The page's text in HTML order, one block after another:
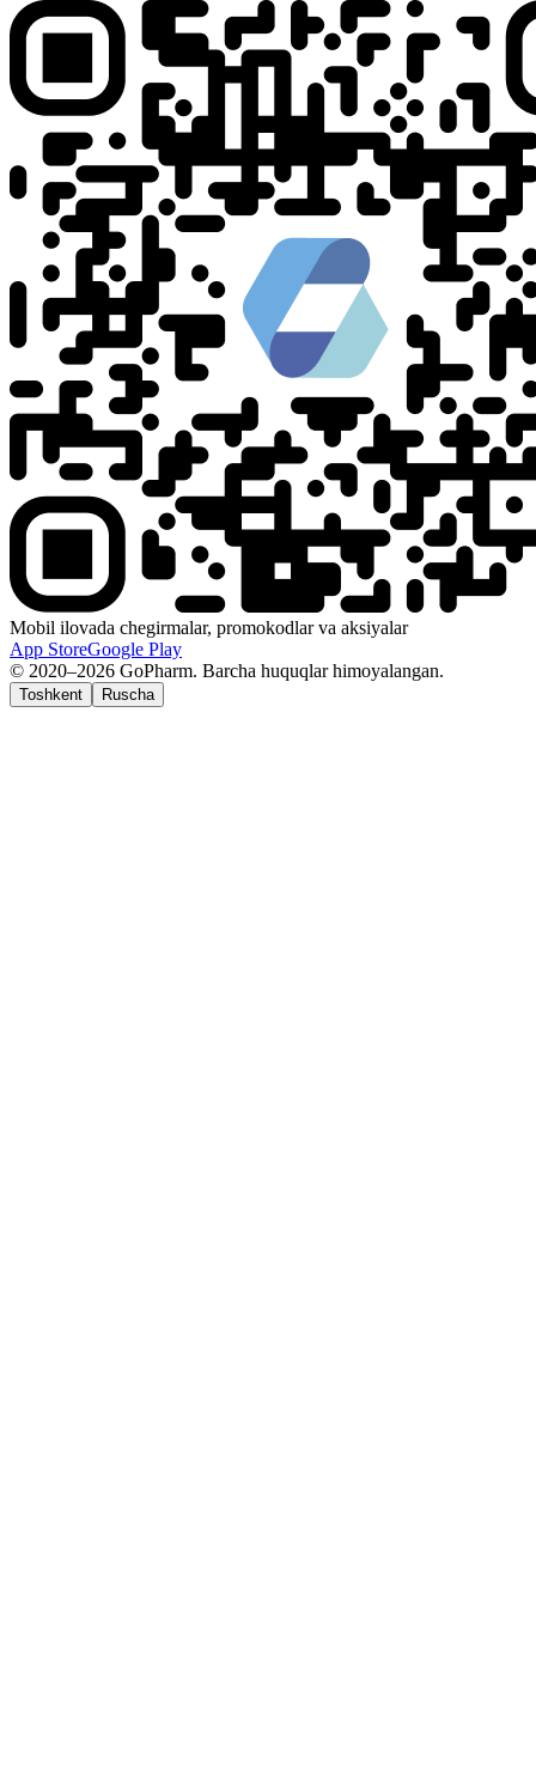
Mobil ilovada chegirmalar, promokodlar va aksiyalar
App StoreGoogle Play
© 2020–2026 GoPharm. Barcha huquqlar himoyalangan.
Toshkent Ruscha